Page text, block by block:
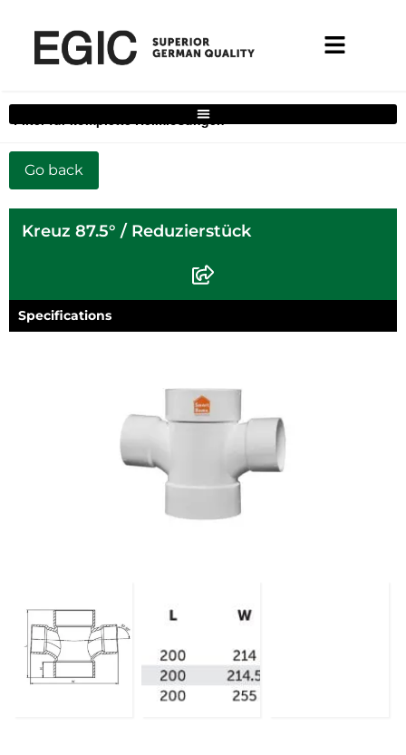
Filter für komplette Heimlösungen
Kreuz 87.5° / Reduzierstück
Specifications